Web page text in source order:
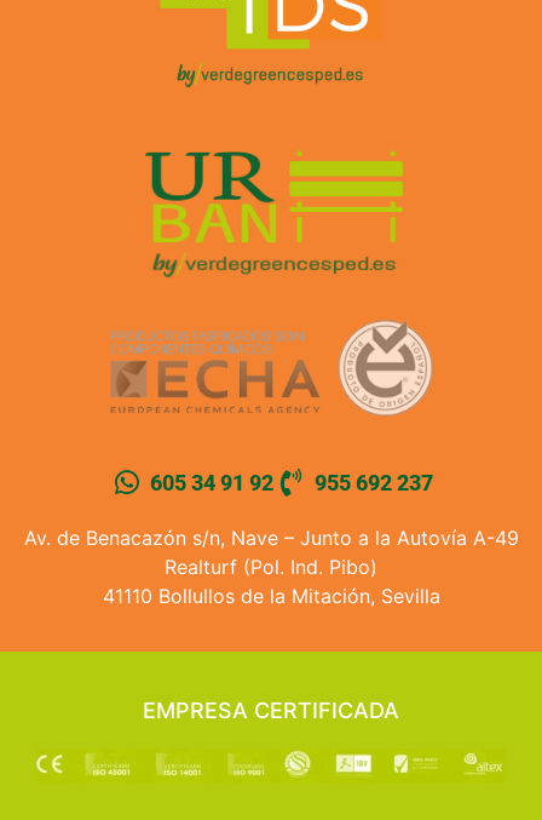
605 34 91 92 955 692 237
Av. de Benacazón s/n, Nave – Junto a la Autovía A-49
Realturf (Pol. Ind. Pibo)
41110 Bollullos de la Mitación, Sevilla
EMPRESA CERTIFICADA